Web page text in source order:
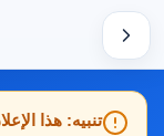
تنبيه: هذا